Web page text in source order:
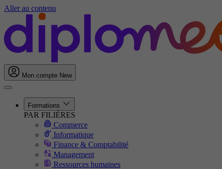
Aller au contenu
Mon compte New
Formations
PAR FILIÈRES
Commerce
Informatique
Finance & Comptabilité
Management
Ressources humaines